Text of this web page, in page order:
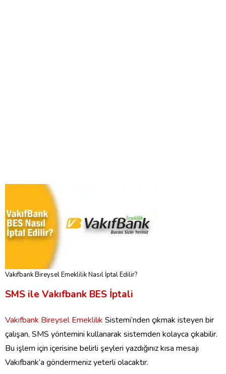
Vakıfbank Bireysel Emeklilik Nasıl İptal Edilir?
SMS ile Vakıfbank BES İptali
Vakıfbank Bireysel Emeklilik Sistemi’nden çıkmak isteyen bir
çalışan, SMS yöntemini kullanarak sistemden kolayca çıkabilir.
Bu işlem için içerisine belirli şeyleri yazdığınız kısa mesajı
Vakıfbank’a göndermeniz yeterli olacaktır.